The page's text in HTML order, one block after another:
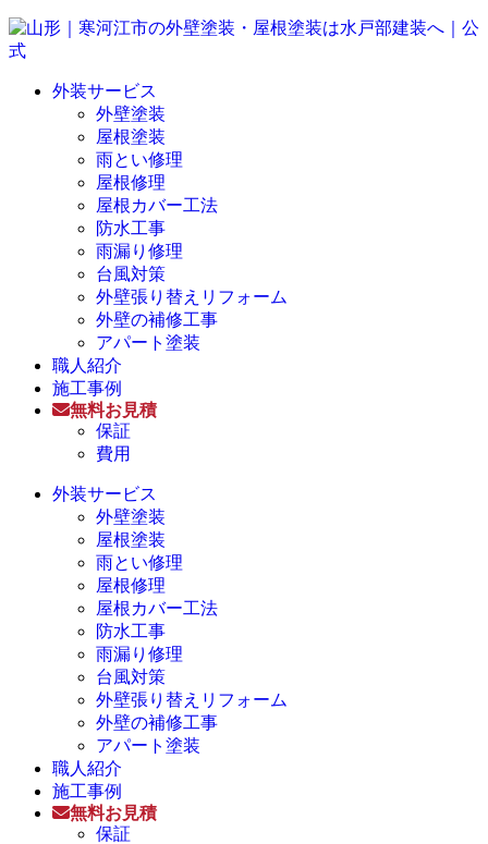
外装サービス
外壁塗装
屋根塗装
雨とい修理
屋根修理
屋根カバー工法
防水工事
雨漏り修理
台風対策
外壁張り替えリフォーム
外壁の補修工事
アパート塗装
職人紹介
施工事例
無料お見積
保証
費用
外装サービス
外壁塗装
屋根塗装
雨とい修理
屋根修理
屋根カバー工法
防水工事
雨漏り修理
台風対策
外壁張り替えリフォーム
外壁の補修工事
アパート塗装
職人紹介
施工事例
無料お見積
保証